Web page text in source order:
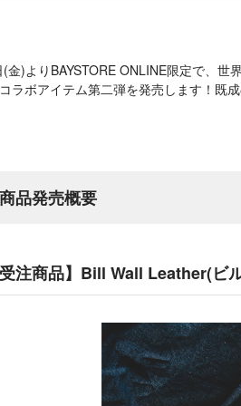
金)よりBAYSTORE ONLINE限定で、
ラボアイテム第二弾を発売します！既
品発売概要
受注商品】Bill Wall Leather(ビ